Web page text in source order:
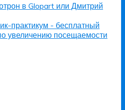
в Glopart или Дмитрий
практикум - бесплатный
увеличению посещаемости